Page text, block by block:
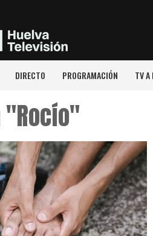
DIRECTO PROGRAMACIÓN TV A
"Rocío"